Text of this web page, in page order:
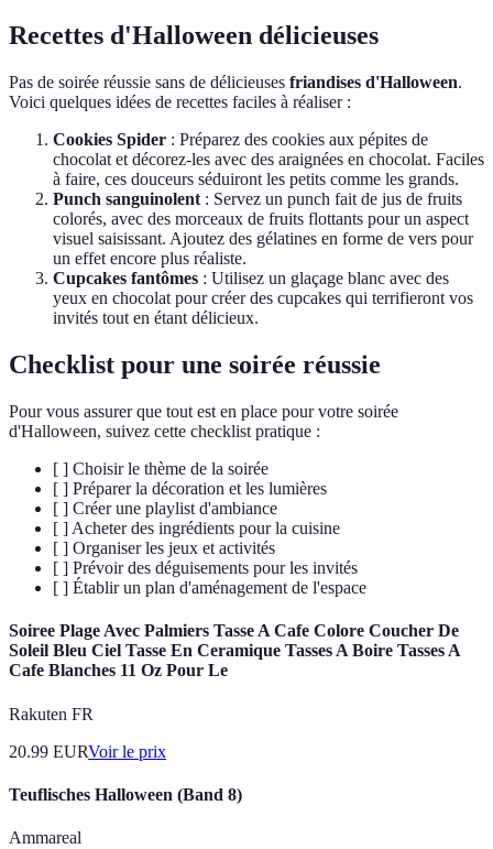
Recettes d'Halloween délicieuses
Pas de soirée réussie sans de délicieuses friandises d'Halloween.
Voici quelques idées de recettes faciles à réaliser :
Cookies Spider : Préparez des cookies aux pépites de
chocolat et décorez-les avec des araignées en chocolat. Faciles
à faire, ces douceurs séduiront les petits comme les grands.
Punch sanguinolent : Servez un punch fait de jus de fruits
colorés, avec des morceaux de fruits flottants pour un aspect
visuel saisissant. Ajoutez des gélatines en forme de vers pour
un effet encore plus réaliste.
Cupcakes fantômes : Utilisez un glaçage blanc avec des
yeux en chocolat pour créer des cupcakes qui terrifieront vos
invités tout en étant délicieux.
Checklist pour une soirée réussie
Pour vous assurer que tout est en place pour votre soirée
d'Halloween, suivez cette checklist pratique :
[ ] Choisir le thème de la soirée
[ ] Préparer la décoration et les lumières
[ ] Créer une playlist d'ambiance
[ ] Acheter des ingrédients pour la cuisine
[ ] Organiser les jeux et activités
[ ] Prévoir des déguisements pour les invités
[ ] Établir un plan d'aménagement de l'espace
Soiree Plage Avec Palmiers Tasse A Cafe Colore Coucher De
Soleil Bleu Ciel Tasse En Ceramique Tasses A Boire Tasses A
Cafe Blanches 11 Oz Pour Le
Rakuten FR
20.99 EURVoir le prix
Teuflisches Halloween (Band 8)
Ammareal